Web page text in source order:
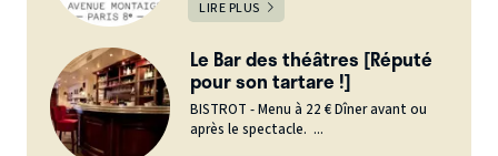
LIRE PLUS
Le Bar des théâtres [Réputé
pour son tartare !]
BISTROT - Menu à 22 € Dîner avant ou
après le spectacle. ...